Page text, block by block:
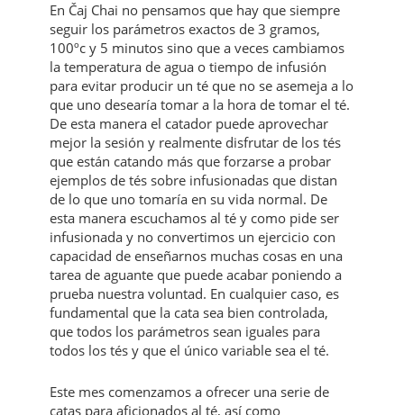
En Čaj Chai no pensamos que hay que siempre
seguir los parámetros exactos de 3 gramos,
100ºc y 5 minutos sino que a veces cambiamos
la temperatura de agua o tiempo de infusión
para evitar producir un té que no se asemeja a lo
que uno desearía tomar a la hora de tomar el té.
De esta manera el catador puede aprovechar
mejor la sesión y realmente disfrutar de los tés
que están catando más que forzarse a probar
ejemplos de tés sobre infusionadas que distan
de lo que uno tomaría en su vida normal. De
esta manera escuchamos al té y como pide ser
infusionada y no convertimos un ejercicio con
capacidad de enseñarnos muchas cosas en una
tarea de aguante que puede acabar poniendo a
prueba nuestra voluntad. En cualquier caso, es
fundamental que la cata sea bien controlada,
que todos los parámetros sean iguales para
todos los tés y que el único variable sea el té.
Este mes comenzamos a ofrecer una serie de
catas para aficionados al té, así como